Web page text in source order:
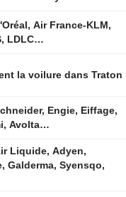
Air France-KLM,
LDLC…
la voilure dans Traton
Engie, Eiffage,
Avolta…
Liquide, Adyen,
Galderma, Syensqo,